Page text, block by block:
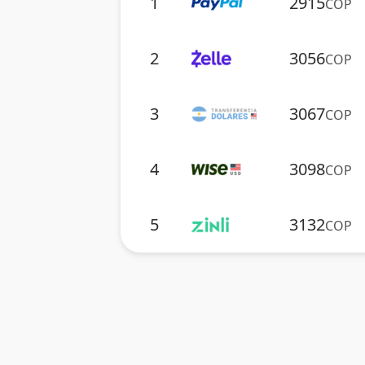
COP
2 3056COP
3 3067COP
4 3098COP
5 3132COP